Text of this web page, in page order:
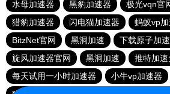
水母加速器
黑豹加速器 极光vqn官
猎豹加速器
闪电猫加速器
蚂蚁vp
BitzNet官网
黑洞加速 下载原子加
旋风加速器官网
黑洞加速
推特加
每天试用一小时加速器
小牛vp加速器